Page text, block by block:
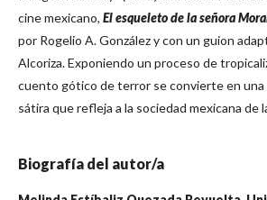
cine mexicano, El esqueleto de la señora
por Rogelio A. González y con un guion
Alcoriza. Exponiendo un proceso de
cuento gótico de terror se convierte en una
sátira que refleja a la sociedad mexicana de
Biografía del autor/a